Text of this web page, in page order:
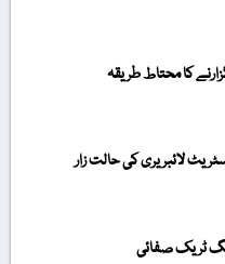
کا محتاط طریقہ
لائبریری کی حالت زار
ٹریک صفائی